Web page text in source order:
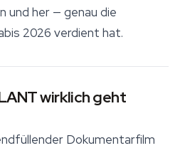
und her — genau die
2026 verdient hat.
wirklich geht
Dokumentarfilm